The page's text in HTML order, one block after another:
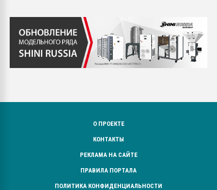
О ПРОЕКТЕ
КОНТАКТЫ
РЕКЛАМА НА САЙТЕ
ПРАВИЛА ПОРТАЛА
ПОЛИТИКА КОНФИДЕНЦИАЛЬНОСТИ